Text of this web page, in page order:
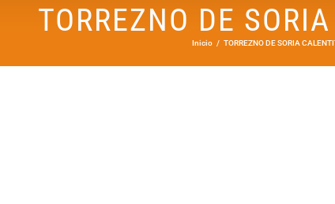
TORREZNO DE
Inicio TORREZNO DE SORIA